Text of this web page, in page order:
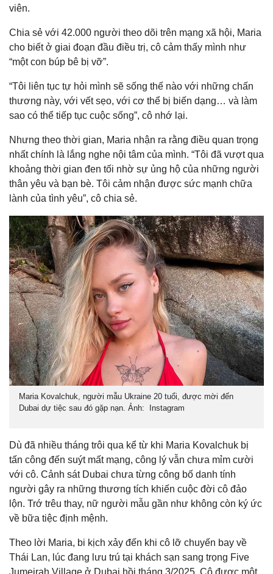
viên.
Chia sẻ với 42.000 người theo dõi trên mạng xã hội, Maria
cho biết ở giai đoạn đầu điều trị, cô cảm thấy mình như
“một con búp bê bị vỡ”.
“Tôi liên tục tự hỏi mình sẽ sống thế nào với những chấn
thương này, với vết sẹo, với cơ thể bị biến dạng… và làm
sao có thể tiếp tục cuộc sống”, cô nhớ lại.
Nhưng theo thời gian, Maria nhận ra rằng điều quan trọng
nhất chính là lắng nghe nội tâm của mình. “Tôi đã vượt qua
khoảng thời gian đen tối nhờ sự ủng hộ của những người
thân yêu và bạn bè. Tôi cảm nhận được sức mạnh chữa
lành của tình yêu”, cô chia sẻ.
Maria Kovalchuk, người mẫu Ukraine 20 tuổi, được mời đến
Dubai dự tiệc sau đó gặp nạn. Ảnh: Instagram
Dù đã nhiều tháng trôi qua kể từ khi Maria Kovalchuk bị
tấn công đến suýt mất mạng, công lý vẫn chưa mỉm cười
với cô. Cảnh sát Dubai chưa từng công bố danh tính
người gây ra những thương tích khiến cuộc đời cô đảo
lộn. Trớ trêu thay, nữ người mẫu gần như không còn ký ức
về bữa tiệc định mệnh.
Theo lời Maria, bi kịch xảy đến khi cô lỡ chuyến bay về
Thái Lan, lúc đang lưu trú tại khách sạn sang trọng Five
Jumeirah Village ở Dubai hồi tháng 3/2025. Cô được một